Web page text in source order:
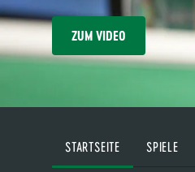
ZUM VIDEO
STARTSEITE SPIELE